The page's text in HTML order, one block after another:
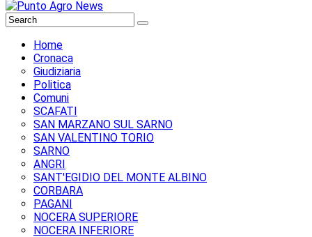
Home
Cronaca
Giudiziaria
Politica
Comuni
SCAFATI
SAN MARZANO SUL SARNO
SAN VALENTINO TORIO
SARNO
ANGRI
SANT'EGIDIO DEL MONTE ALBINO
CORBARA
PAGANI
NOCERA SUPERIORE
NOCERA INFERIORE